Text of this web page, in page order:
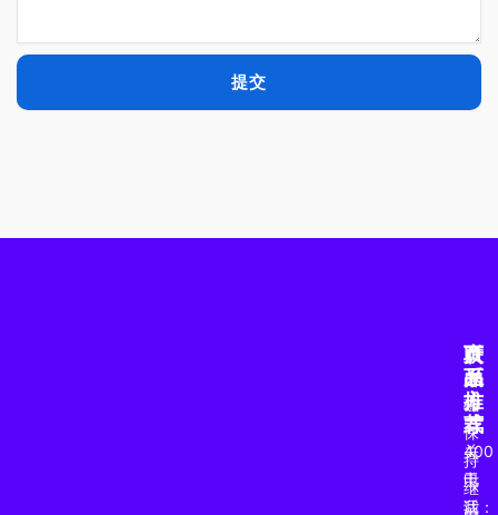
提交
产
品
磁
保
持
继
页
面
推
荐
关
于
我
联
系
方
式
400
电
话：